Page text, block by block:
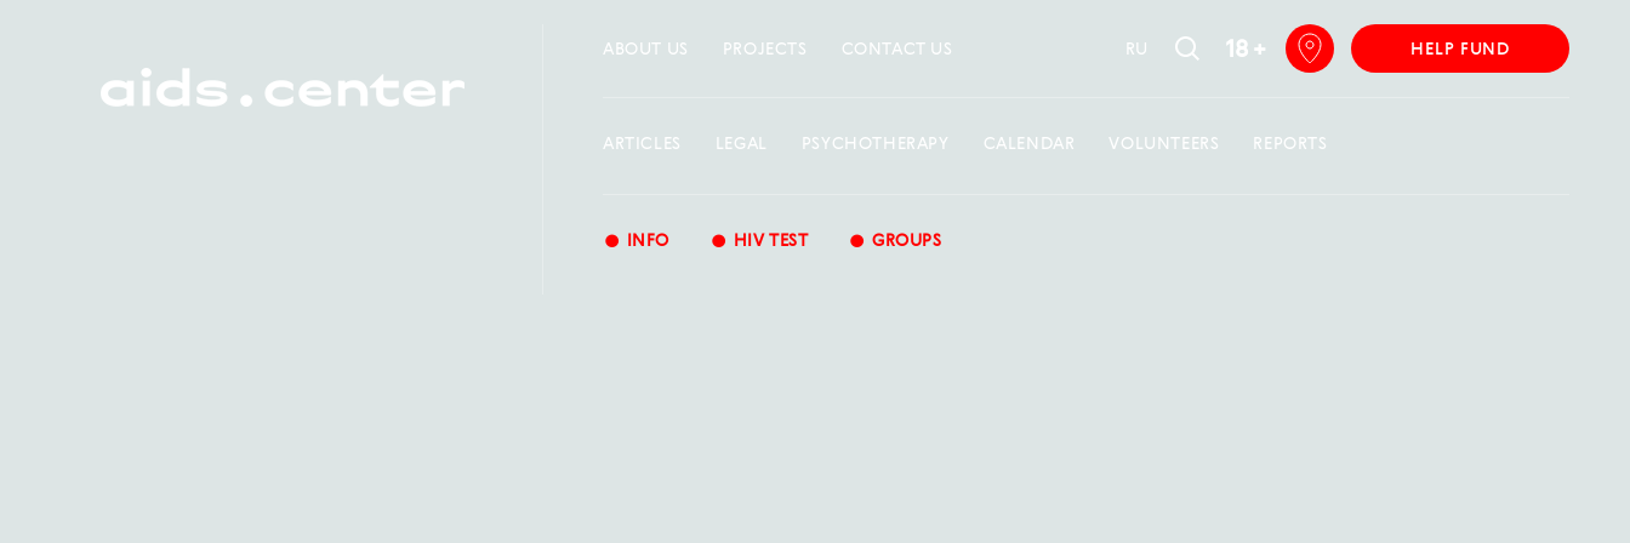
ABOUT US PROJECTS CONTACT US
ARTICLES LEGAL PSYCHOTHERAPY CALENDAR VOLUNTEERS REPORTS
• INFO • HIV TEST • GROUPS
RU 18 + HELP FUND